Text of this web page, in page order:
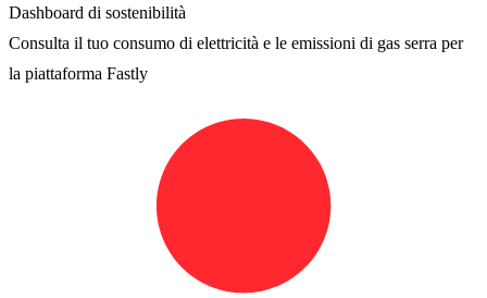
Dashboard di sostenibilità
Consulta il tuo consumo di elettricità e le emissioni di gas serra per
la piattaforma Fastly